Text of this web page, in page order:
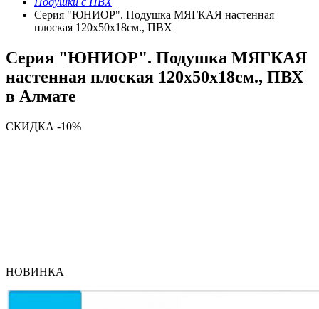
Серия "ЮНИОР". Подушка МЯГКАЯ настенная
плоская 120х50х18см., ПВХ
Серия "ЮНИОР". Подушка МЯГКАЯ
настенная плоская 120х50х18см., ПВХ
в Алмате
СКИДКА -10%
НОВИНКА